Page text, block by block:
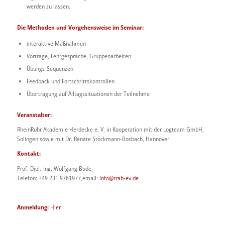
werden zu lassen.
Die Methoden und Vorgehensweise imSeminar:
interaktive Maßnahmen
Vorträge, Lehrgespräche, Gruppenarbeiten
Übungs-Sequenzen
Feedback und Fortschrittskontrollen
Übertragung auf Alltagssituationen der Teilnehme
Veranstalter:
RheinRuhr Akademie Herdecke e. V. in Kooperation mit der Logteam GmbH,
Solingensowie mit Dr. RenateStöckmann-Bosbach, Hannover
Kontakt:
Prof. Dipl.-Ing. Wolfgang Bode,
Telefon: +49 231 9761977,email: info@rrah-ev.de
Anmeldung: Hier